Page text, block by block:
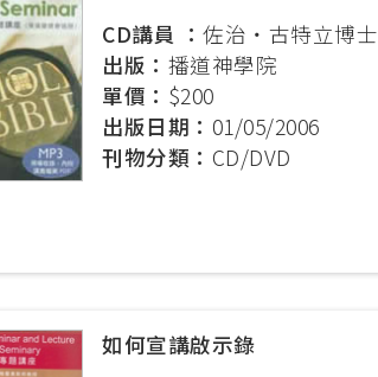
CD講員 ： 佐治‧古特立博士
出版： 播道神學院
單價： $200
出版日期： 01/05/2006
刊物分類： CD/DVD
如何宣講啟示錄